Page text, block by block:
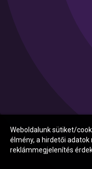
Weboldalunk sütiket/
élmény, a hirdetői
reklámmegjelenítés